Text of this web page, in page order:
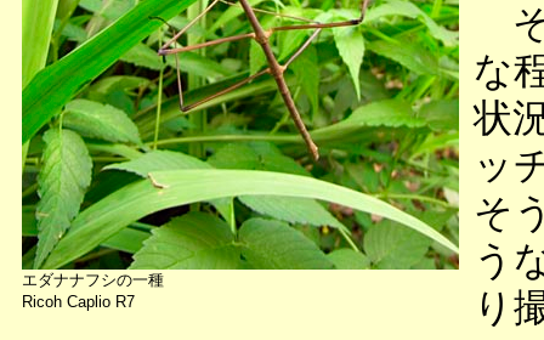
エダナナフシの一種
Ricoh Caplio R7
な
状
ッ
そ
う
り